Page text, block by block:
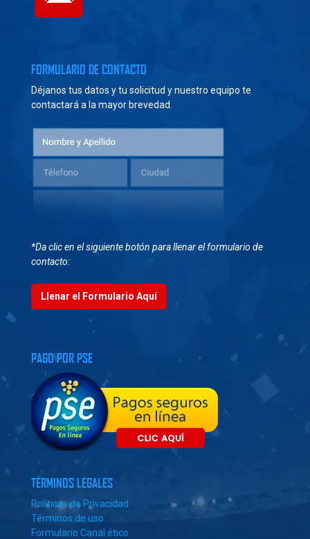
FORMULARIO DE CONTACTO
Déjanos tus datos y tu solicitud y nuestro equipo te
contactará a la mayor brevedad.
*Da clic en el siguiente botón para llenar el formulario de
contacto:
Llenar el Formulario Aquí
PAGO POR PSE
TÉRMINOS LEGALES
Políticas de Privacidad
Términos de uso
Formulario Canal ético